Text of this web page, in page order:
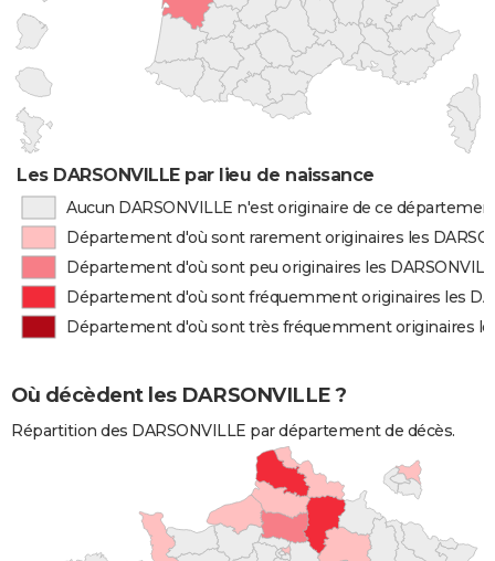
Les DARSONVILLE par lieu de naissance
Aucun DARSONVILLE n'est originaire de ce
Département d'où sont rarement originaires les
Département d'où sont peu originaires les
Département d'où sont fréquemment originaires les
Département d'où sont très fréquemment originaires
Où décèdent les DARSONVILLE ?
Répartition des DARSONVILLE par département de décès.